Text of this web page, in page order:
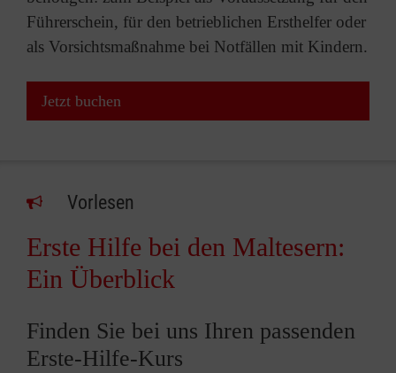
Führerschein, für den betrieblichen Ersthelfer oder
als Vorsichtsmaßnahme bei Notfällen mit Kindern.
Jetzt buchen
Vorlesen
Erste Hilfe bei den Maltesern:
Ein Überblick
Finden Sie bei uns Ihren passenden
Erste-Hilfe-Kurs